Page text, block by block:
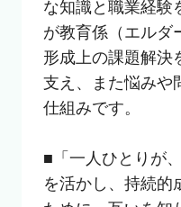
な知識と職業経験
が教育係（エルダ
形成上の課題解決
支え、また悩みや
仕組みです。
■「一人ひとりが
を活かし、持続的